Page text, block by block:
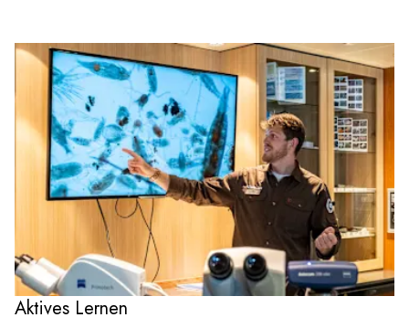
Aktives Lernen